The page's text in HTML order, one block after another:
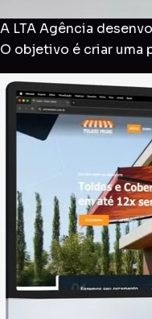
A LTA Agência
O objetivo é criar uma